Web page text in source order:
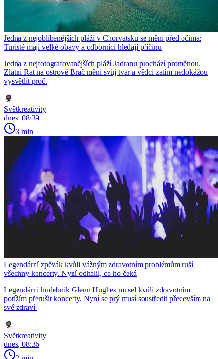
Jedna z nejoblíbenějších pláží v Chorvatsku se mění před očima:
Turisté mají velké obavy a odborníci hledají příčinu
Jedna z nejfotografovanějších pláží Jadranu prochází proměnou.
Zlatni Rat na ostrově Brač mění svůj tvar a vědci zatím nedokážou
vysvětlit proč.
Světkreativity
dnes, 08:39
3 min
Legendární zpěvák kvůli vážným zdravotním problémům ruší
všechny koncerty. Nyní odhalil, co ho čeká
Legendární hudebník Glenn Hughes musel kvůli zdravotním
potížím přerušit koncerty. Nyní se prý musí soustředit především na
své zdraví.
Světkreativity
dnes, 08:36